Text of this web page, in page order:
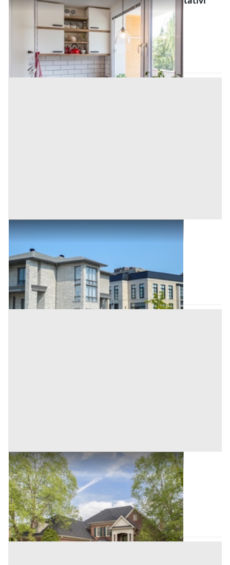
Ospedaletto Euganeo (Padova)
15.000 € 20.000 €
Codice asta:d3731df5
Asta chiusa
Abitazione di Tipo Civile all'asta a Padova
Ospedaletto Euganeo (Padova)
102.000 € 136.000 €
Codice asta:ca8a703e
Asta chiusa
Villini all'asta a Padova
Ospedaletto Euganeo (Padova)
Offerta minima
198.750 € 265.000 €
Codice asta:AA1181367
Asta chiusa